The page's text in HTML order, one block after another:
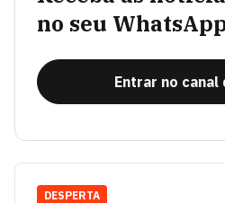
no seu
Entrar no canal
DESPERTA